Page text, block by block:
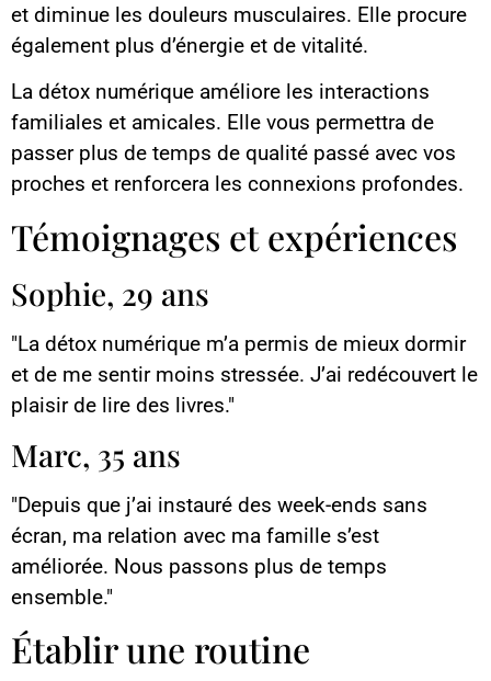
et diminue les douleurs musculaires. Elle procure
également plus d’énergie et de vitalité.
La détox numérique améliore les interactions
familiales et amicales. Elle vous permettra de
passer plus de temps de qualité passé avec vos
proches et renforcera les connexions profondes.
Témoignages et expériences
Sophie, 29 ans
"La détox numérique m’a permis de mieux dormir
et de me sentir moins stressée. J’ai redécouvert le
plaisir de lire des livres."
Marc, 35 ans
"Depuis que j’ai instauré des week-ends sans
écran, ma relation avec ma famille s’est
améliorée. Nous passons plus de temps
ensemble."
Établir une routine